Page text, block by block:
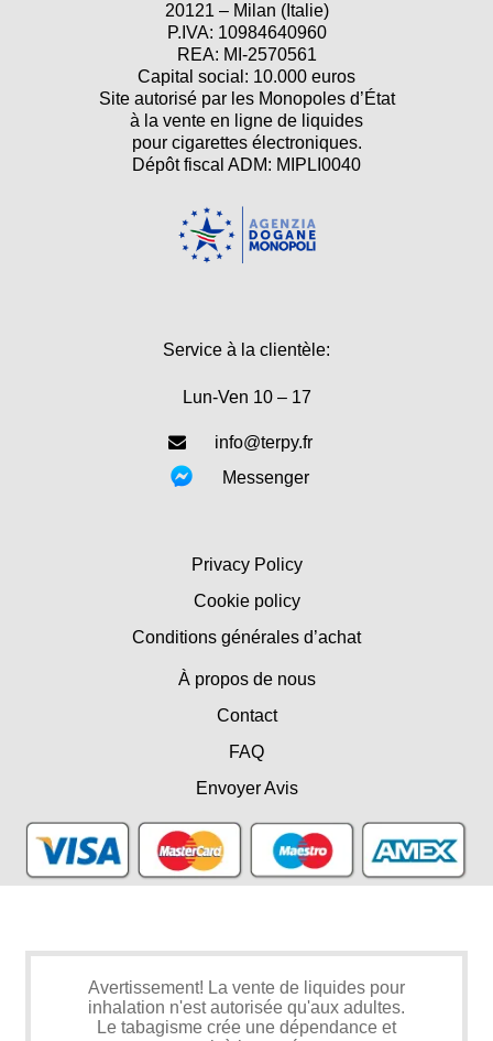
20121 – Milan (Italie)
P.IVA: 10984640960
REA: MI-2570561
Capital social: 10.000 euros
Site autorisé par les Monopoles d’État
à la vente en ligne de liquides
pour cigarettes électroniques.
Dépôt fiscal ADM: MIPLI0040
Service à la clientèle:
Lun-Ven 10 – 17
info@terpy.fr
Messenger
Privacy Policy
Cookie policy
Conditions générales d’achat
À propos de nous
Contact
FAQ
Envoyer Avis
Avertissement! La vente de liquides pour
inhalation n'est autorisée qu'aux adultes.
Le tabagisme crée une dépendance et